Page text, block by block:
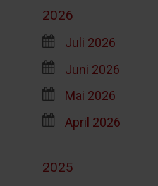
2026
Juli 2026
Juni 2026
Mai 2026
April 2026
2025